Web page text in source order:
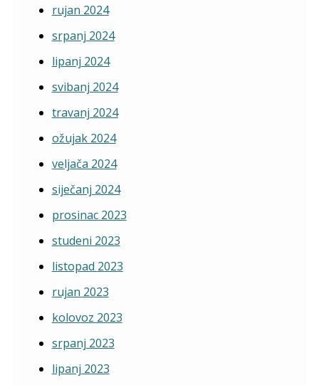
rujan 2024
srpanj 2024
lipanj 2024
svibanj 2024
travanj 2024
ožujak 2024
veljača 2024
siječanj 2024
prosinac 2023
studeni 2023
listopad 2023
rujan 2023
kolovoz 2023
srpanj 2023
lipanj 2023